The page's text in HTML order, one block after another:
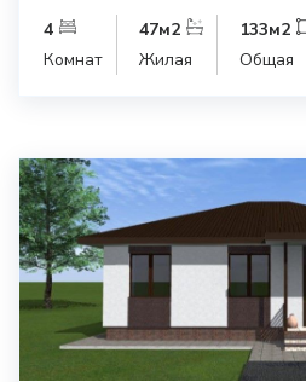
4
Комнат
47м2
Жилая
133м2
Общая